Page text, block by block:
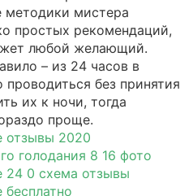
методики мистера
простых рекомендаций,
любой желающий.
– из 24 часов в
без принятия
их к ночи, тогда
проще.
отзывы 2020
голодания 8 16 фото
24 0 схема отзывы
бесплатно